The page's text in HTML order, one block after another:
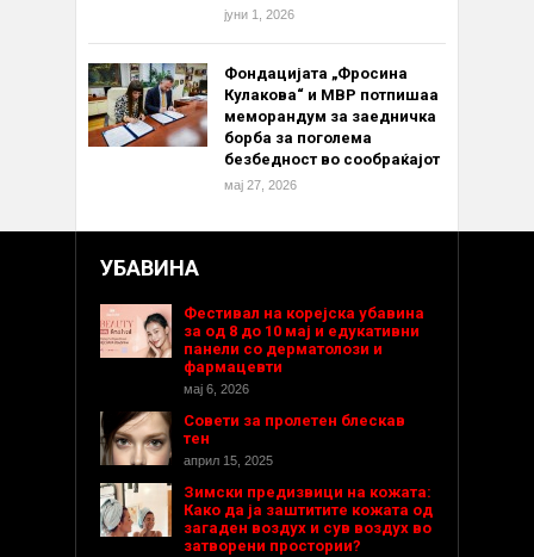
јуни 1, 2026
Фондацијата „Фросина
Кулакова“ и МВР потпишаа
меморандум за заедничка
борба за поголема
безбедност во сообраќајот
мај 27, 2026
УБАВИНА
Фестивал на корејска убавина
за од 8 до 10 мај и едукативни
панели со дерматолози и
фармацевти
мај 6, 2026
Совети за пролетен блескав
тен
април 15, 2025
Зимски предизвици на кожата:
Како да ја заштитите кожата од
загаден воздух и сув воздух во
затворени простории?